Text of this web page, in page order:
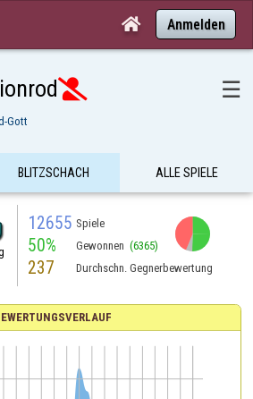
 Anmelden
 ☰
Gott
BLITZSCHACH ALLE SPIELE
12655 Spiele
50% Gewonnen (6365)
237 Durchschn. Gegnerbewertung